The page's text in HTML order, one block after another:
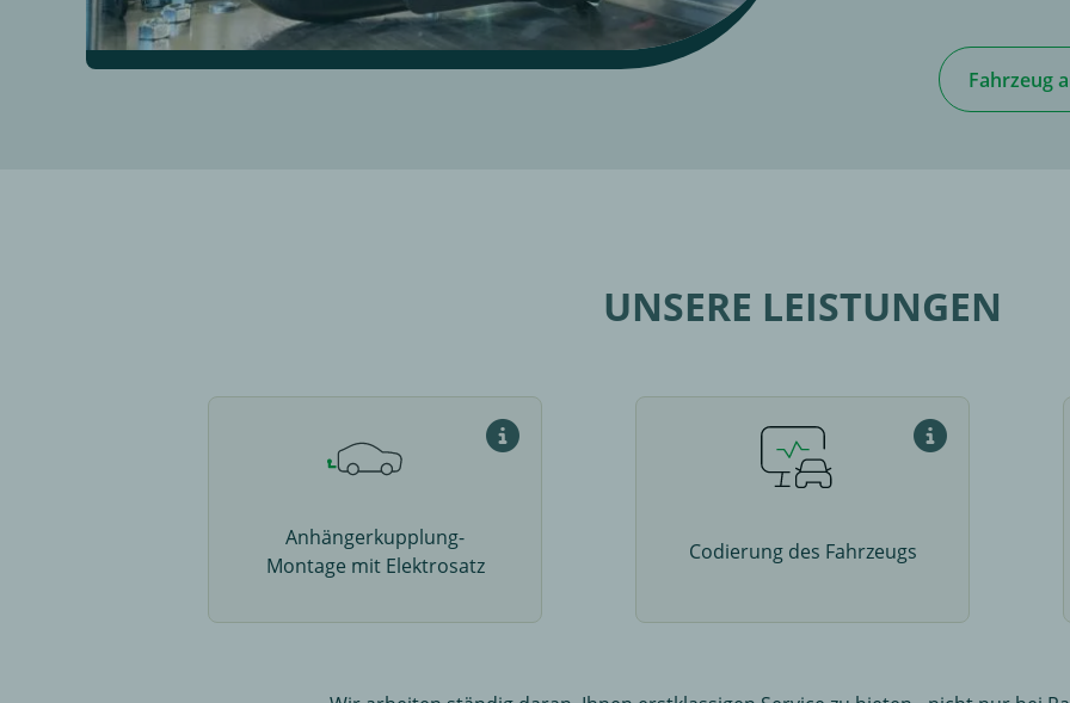
Fahrzeug
UNSERE LEISTUNGEN
Passender Elektrosatz wird immer benötigt
Anhängerkupplung-
Montage mit Elektrosatz
Codierung des Fahrzeugs